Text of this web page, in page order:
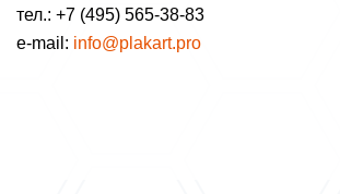
тел.: +7 (495) 565-38-83
e-mail: info@plakart.pro